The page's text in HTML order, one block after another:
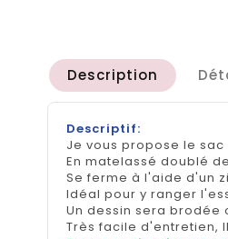
Description
Descriptif:
Je vous propose le
En matelassé doublé
Se ferme à l'aide d'un
Idéal pour y ranger
Un dessin sera brodée
Très facile d'entretien,